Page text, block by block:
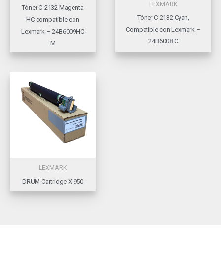
Tóner C-2132 Magenta
HC compatible con
Lexmark – 24B6009HC
M
LEXMARK
Tóner C-2132 Cyan,
Compatible con Lexmark –
24B6008 C
LEXMARK
DRUM Cartridge X 950